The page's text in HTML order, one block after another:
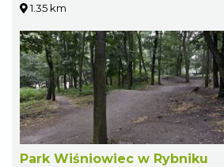
1.35 km
Park Wiśniowiec w Rybniku